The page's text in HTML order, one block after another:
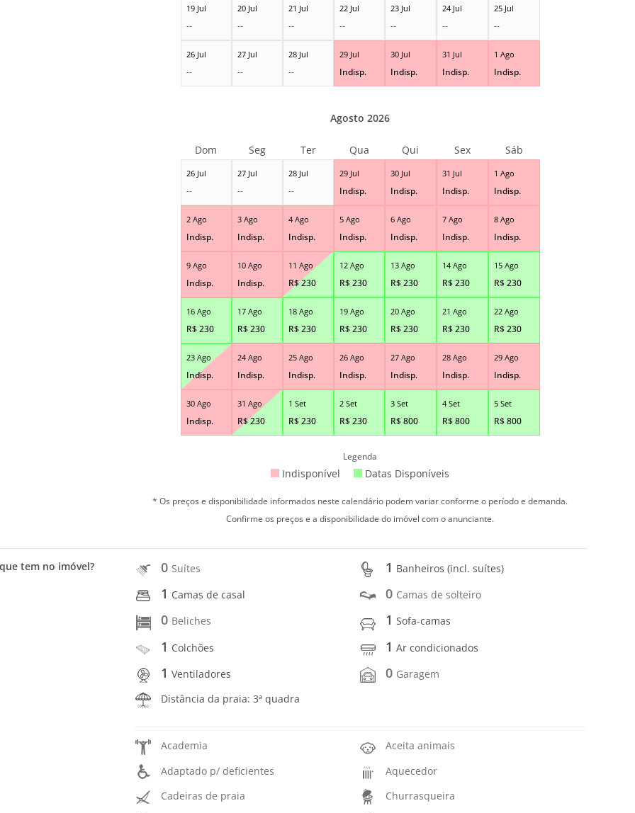
19 Jul
--
20 Jul
--
21 Jul
--
22 Jul
--
23 Jul
--
24 Jul
--
25 Jul
--
26 Jul
--
27 Jul
--
28 Jul
--
29 Jul
Indisp.
30 Jul
Indisp.
31 Jul
Indisp.
1 Ago
Indisp.
26 Jul
--
27 Jul
--
28 Jul
--
29 Jul
Indisp.
30 Jul
Indisp.
31 Jul
Indisp.
1 Ago
Indisp.
2 Ago
Indisp.
3 Ago
Indisp.
4 Ago
Indisp.
5 Ago
Indisp.
6 Ago
Indisp.
7 Ago
Indisp.
8 Ago
Indisp.
9 Ago
Indisp.
10 Ago
Indisp.
11 Ago
R$230
12 Ago
R$230
13 Ago
R$230
14 Ago
R$230
15 Ago
R$230
16 Ago
R$230
17 Ago
R$230
18 Ago
R$230
19 Ago
R$230
20 Ago
R$230
21 Ago
R$230
22 Ago
R$230
23 Ago
Indisp.
24 Ago
Indisp.
25 Ago
Indisp.
26 Ago
Indisp.
27 Ago
Indisp.
28 Ago
Indisp.
29 Ago
Indisp.
30 Ago
Indisp.
31 Ago
R$230
1 Set
R$230
2 Set
R$230
3 Set
R$800
4 Set
R$800
5 Set
R$800
Agosto 2026
Dom Seg Ter Qua Qui Sex Sáb
Legenda
Indisponível Datas Disponíveis
* Os preços e disponibilidade informados neste calendário podem variar conforme o período e demanda.
Confirme os preços e a disponibilidade do imóvel com o anunciante.
tem no imóvel? 0 Suítes 1 Banheiros (incl. suítes)
1 Camas de casal 0 Camas de solteiro
0 Beliches 1Sofa-camas
1 Colchões 1Ar condicionados
1Ventiladores 0 Garagem
Distância da praia: 3ª quadra
Academia
Aceita animais
Adaptado p/ deficientes
Aquecedor
Cadeiras de praia
Churrasqueira